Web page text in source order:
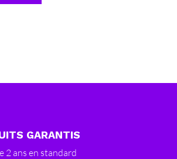
GARANTIS
2 ans en standard